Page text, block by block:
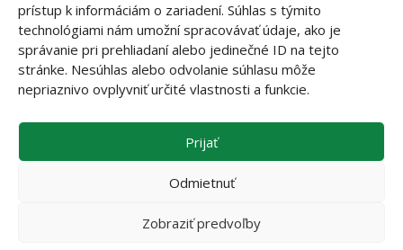
prístup k informáciám o zariadení. Súhlas s týmito
technológiami nám umožní spracovávať údaje, ako je
správanie pri prehliadaní alebo jedinečné ID na tejto
stránke. Nesúhlas alebo odvolanie súhlasu môže
nepriaznivo ovplyvniť určité vlastnosti a funkcie.
Prijať
Odmietnuť
Zobraziť predvoľby
||||||